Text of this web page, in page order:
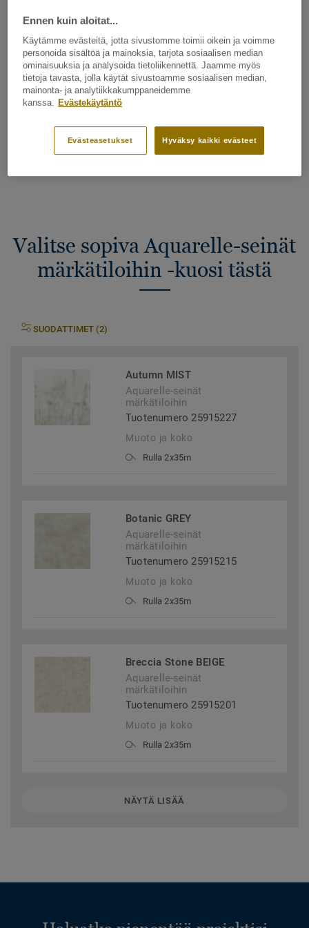
LÄHETÄ TARJOUSPYYNTÖ
Valitse sopiva Aquarelle-seinät
märkätiloihin -kuosi tästä
SUODATTIMET (2)
Autumn MIST
Aquarelle-seinät
märkätiloihin
Tuotenumero 25915227
Muoto ja koko
Rulla 2x35m
Botanic GREY
Aquarelle-seinät
märkätiloihin
Tuotenumero 25915215
Muoto ja koko
Rulla 2x35m
Breccia Stone BEIGE
Aquarelle-seinät
märkätiloihin
Tuotenumero 25915201
Muoto ja koko
Rulla 2x35m
NÄYTÄ LISÄÄ
Ennen kuin aloitat...
Käytämme evästeitä, jotta sivustomme toimii oikein ja voimme
personoida sisältöä ja mainoksia, tarjota sosiaalisen median
ominaisuuksia ja analysoida tietoliikennettä. Jaamme myös
tietoja tavasta, jolla käytät sivustoamme sosiaalisen median,
mainonta- ja analytiikkakumppaneidemme
kanssa. Evästekäytäntö
Hyväksy kaikki evästeet
Evästeasetukset